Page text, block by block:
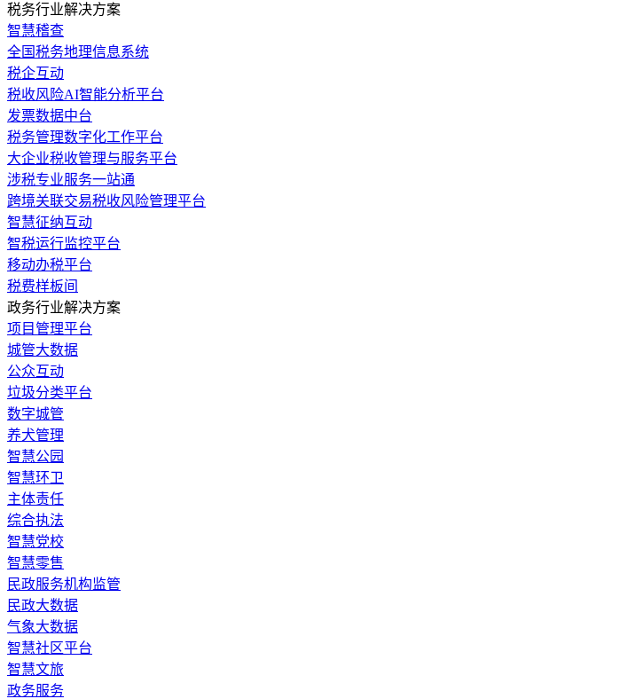
税务行业解决方案
智慧稽查
全国税务地理信息系统
税企互动
税收风险AI智能分析平台
发票数据中台
税务管理数字化工作平台
大企业税收管理与服务平台
涉税专业服务一站通
跨境关联交易税收风险管理平台
智慧征纳互动
智税运行监控平台
移动办税平台
税费样板间
政务行业解决方案
​项目管理平台
城管大数据
公众互动
垃圾分类平台
数字城管
养犬管理
智慧公园
智慧环卫
主体责任
综合执法
智慧党校
智慧零售
民政服务机构监管
民政大数据
气象大数据
智慧社区平台
智慧文旅
政务服务